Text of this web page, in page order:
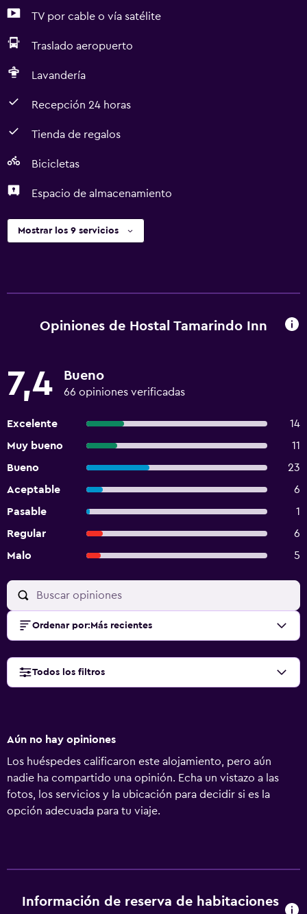
TV por cable o vía satélite
Traslado aeropuerto
Lavandería
Recepción 24 horas
Tienda de regalos
Bicicletas
Espacio de almacenamiento
Mostrar los 9 servicios
Opiniones de Hostal Tamarindo Inn
7,4 Bueno
66 opiniones verificadas
Excelente
14
Muy bueno
11
Bueno
23
Aceptable
6
Pasable
1
Regular
6
Malo
5
Ordenar por: Más recientes
Todos los filtros
Aún no hay opiniones
Los huéspedes calificaron este alojamiento, pero aún
nadie ha compartido una opinión. Echa un vistazo a las
fotos, los servicios y la ubicación para decidir si es la
opción adecuada para tu viaje.
Información de reserva de habitaciones